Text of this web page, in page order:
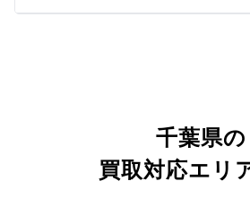
千葉県の
買取対応エリ